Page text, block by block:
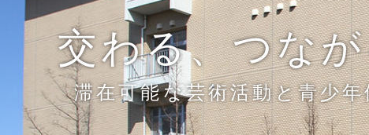
交わる、つな
滞在可能な芸術活動と青少